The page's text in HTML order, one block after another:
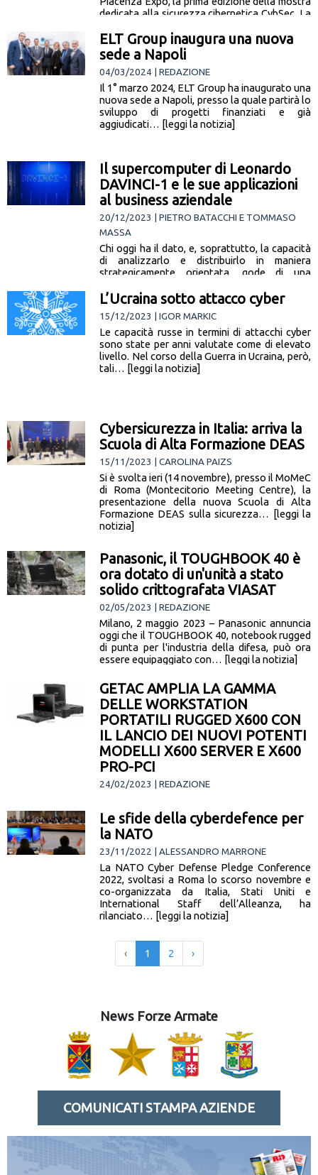
dedicata alla sicurezza cibernetica CybSec. La
ELT Group inaugura una nuova
sede a Napoli
04/03/2024 | REDAZIONE
Il 1° marzo 2024, ELT Group ha inaugurato una
nuova sede a Napoli, presso la quale partirà lo
sviluppo di progetti finanziati e già
aggiudicati… [leggi la notizia]
Il supercomputer di Leonardo
DAVINCI-1 e le sue applicazioni
al business aziendale
20/12/2023 | PIETRO BATACCHI E TOMMASO
MASSA
Chi oggi ha il dato, e, soprattutto, la capacità
di analizzarlo e distribuirlo in maniera
strategicamente orientata, gode di una
notizia]
L’Ucraina sotto attacco cyber
15/12/2023 | IGOR MARKIC
Le capacità russe in termini di attacchi cyber
sono state per anni valutate come di elevato
livello. Nel corso della Guerra in Ucraina, però,
tali… [leggi la notizia]
Cybersicurezza in Italia: arriva la
Scuola di Alta Formazione DEAS
15/11/2023 | CAROLINA PAIZS
Si è svolta ieri (14 novembre), presso il MoMeC
di Roma (Montecitorio Meeting Centre), la
presentazione della nuova Scuola di Alta
Formazione DEAS sulla sicurezza… [leggi la
notizia]
Panasonic, il TOUGHBOOK 40 è
ora dotato di un'unità a stato
solido crittografata VIASAT
02/05/2023 | REDAZIONE
Milano, 2 maggio 2023 – Panasonic annuncia
oggi che il TOUGHBOOK 40, notebook rugged
di punta per l'industria della difesa, può ora
essere equipaggiato con… [leggi la notizia]
GETAC AMPLIA LA GAMMA
DELLE WORKSTATION
PORTATILI RUGGED X600 CON
IL LANCIO DEI NUOVI POTENTI
MODELLI X600 SERVER E X600
PRO-PCI
24/02/2023 | REDAZIONE
annunciato oggi l'ampliamento della propria
gamma di workstation portatili X600 con il
lancio del Server X600 e di… [leggi la notizia]
Le sfide della cyberdefence per
la NATO
23/11/2022 | ALESSANDRO MARRONE
La NATO Cyber Defense Pledge Conference
2022, svoltasi a Roma lo scorso novembre e
co-organizzata da Italia, Stati Uniti e
International Staff dell’Alleanza, ha
rilanciato… [leggi la notizia]
‹ 1 2 ›
News Forze Armate
COMUNICATI STAMPA AZIENDE